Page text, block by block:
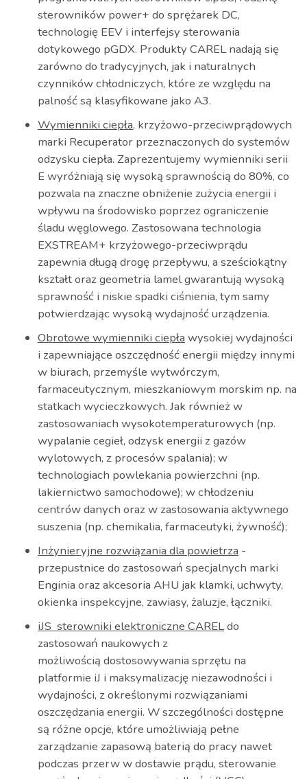
sterowników power+ do sprężarek DC,
technologię EEV i interfejsy sterowania
dotykowego pGDX. Produkty CAREL nadają się
zarówno do tradycyjnych, jak i naturalnych
czynników chłodniczych, które ze względu na
palność są klasyfikowane jako A3.
Wymienniki ciepła, krzyżowo-przeciwprądowych
marki Recuperator przeznaczonych do systemów
odzysku ciepła. Zaprezentujemy wymienniki serii
E wyróżniają się wysoką sprawnością do 80%, co
pozwala na znaczne obniżenie zużycia energii i
wpływu na środowisko poprzez ograniczenie
śladu węglowego. Zastosowana technologia
EXSTREAM+ krzyżowego-przeciwprądu
zapewnia długą drogę przepływu, a sześciokątny
kształt oraz geometria lamel gwarantują wysoką
sprawność i niskie spadki ciśnienia, tym samy
potwierdzając wysoką wydajność urządzenia.
Obrotowe wymienniki ciepła wysokiej wydajności
i zapewniające oszczędność energii między innymi
w biurach, przemyśle wytwórczym,
farmaceutycznym, mieszkaniowym morskim np. na
statkach wycieczkowych. Jak również w
zastosowaniach wysokotemperaturowych (np.
wypalanie cegieł, odzysk energii z gazów
wylotowych, z procesów spalania); w
technologiach powlekania powierzchni (np.
lakiernictwo samochodowe); w chłodzeniu
centrów danych oraz w zastosowania aktywnego
suszenia (np. chemikalia, farmaceutyki, żywność);
Inżynieryjne rozwiązania dla powietrza -
przepustnice do zastosowań specjalnych marki
Enginia oraz akcesoria AHU jak klamki, uchwyty,
okienka inspekcyjne, zawiasy, żaluzje, łączniki.
iJS sterowniki elektroniczne CARELdo
zastosowań naukowych z
możliwością dostosowywania sprzętu na
platformie iJ i maksymalizację niezawodności i
wydajności, z określonymi rozwiązaniami
oszczędzania energii. W szczególności dostępne
są różne opcje, które umożliwiają pełne
zarządzanie zapasową baterią do pracy nawet
podczas przerw w dostawie prądu, sterowanie